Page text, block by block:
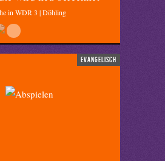
in WDR 3 | Döhling
evangelisch